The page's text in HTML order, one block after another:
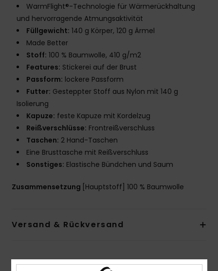
WarmFlight®-Technologie für Wärmerückhaltung
und hervorragende Atmungsaktivität
Füllgewicht: 140 g Körper, 120 g Ärmel
Made Better
Stoff: 100 % Baumwolle, 410 g/m2
Features: Stickerei auf der Brust
Passform: lockere Passform
Futter: Gesteppter Stoff aus Nylon mit 140 g
Isolierung
Kapuze: feste Kapuze mit Kordelzug
Reißverschlüsse: Frontreißverschluss
Taschen: 2 Hand-Taschen
Eine Brusttasche mit Reißverschluss
Sonstiges: Elastische Bündchen und Saum
Zusammensetzung [Hauptstoff] 100 % Baumwolle
Versand & Rückversand
Kundenbewertungen